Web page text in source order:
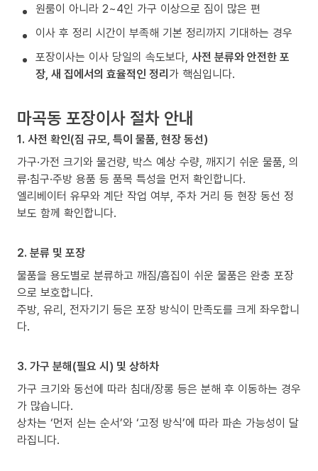
원룸이 아니라 2~4인 가구 이상으로 짐이 많은 편
이사 후 정리 시간이 부족해 기본 정리까지 기대하는 경우
포장이사는 이사 당일의 속도보다, 사전 분류와 안전한 포
장, 새 집에서의 효율적인 정리가 핵심입니다.
마곡동 포장이사 절차 안내
1. 사전 확인(짐 규모, 특이 물품, 현장 동선)
가구·가전 크기와 물건량, 박스 예상 수량, 깨지기 쉬운 물품, 의
류·침구·주방 용품 등 품목 특성을 먼저 확인합니다.
엘리베이터 유무와 계단 작업 여부, 주차 거리 등 현장 동선 정
보도 함께 확인합니다.
2. 분류 및 포장
물품을 용도별로 분류하고 깨짐/흠집이 쉬운 물품은 완충 포장
으로 보호합니다.
주방, 유리, 전자기기 등은 포장 방식이 만족도를 크게 좌우합니
다.
3. 가구 분해(필요 시) 및 상하차
가구 크기와 동선에 따라 침대/장롱 등은 분해 후 이동하는 경우
가 많습니다.
상차는 ‘먼저 싣는 순서’와 ‘고정 방식’에 따라 파손 가능성이 달
라집니다.